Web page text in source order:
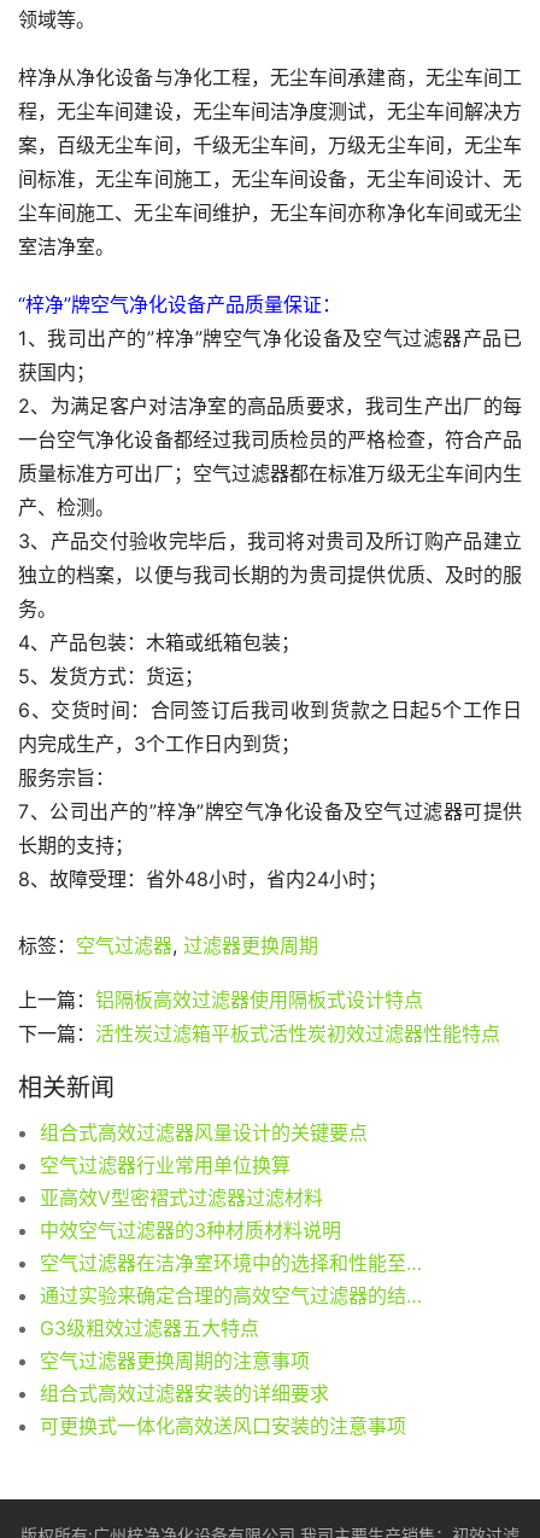
领域等。
梓净从净化设备与净化工程，无尘车间承建商，无尘车间工
程，无尘车间建设，无尘车间洁净度测试，无尘车间解决方
案，百级无尘车间，千级无尘车间，万级无尘车间，无尘车
间标准，无尘车间施工，无尘车间设备，无尘车间设计、无
尘车间施工、无尘车间维护，无尘车间亦称净化车间或无尘
室洁净室。
“梓净”牌空气净化设备产品质量保证：
1、我司出产的”梓净”牌空气净化设备及空气过滤器产品已
获国内；
2、为满足客户对洁净室的高品质要求，我司生产出厂的每
一台空气净化设备都经过我司质检员的严格检查，符合产品
质量标准方可出厂；空气过滤器都在标准万级无尘车间内生
产、检测。
3、产品交付验收完毕后，我司将对贵司及所订购产品建立
独立的档案，以便与我司长期的为贵司提供优质、及时的服
务。
4、产品包装：木箱或纸箱包装；
5、发货方式：货运；
6、交货时间：合同签订后我司收到货款之日起5个工作日
内完成生产，3个工作日内到货；
服务宗旨：
7、公司出产的”梓净”牌空气净化设备及空气过滤器可提供
长期的支持；
8、故障受理：省外48小时，省内24小时；
标签： 空气过滤器, 过滤器更换周期
上一篇： 铝隔板高效过滤器使用隔板式设计特点
下一篇： 活性炭过滤箱平板式活性炭初效过滤器性能特点
相关新闻
组合式高效过滤器风量设计的关键要点
空气过滤器行业常用单位换算
亚高效V型密褶式过滤器过滤材料
中效空气过滤器的3种材质材料说明
空气过滤器在洁净室环境中的选择和性能至关重要
通过实验来确定合理的高效空气过滤器的结构参数
G3级粗效过滤器五大特点
空气过滤器更换周期的注意事项
组合式高效过滤器安装的详细要求
可更换式一体化高效送风口安装的注意事项